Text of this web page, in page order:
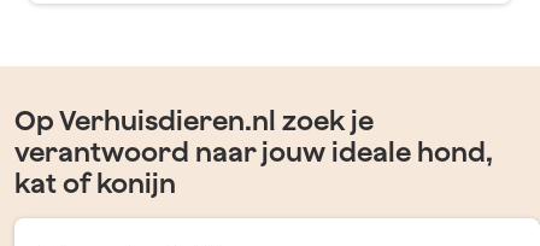
Op Verhuisdieren.nl zoek je
verantwoord naar jouw ideale hond,
kat of konijn